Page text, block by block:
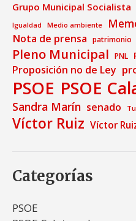
Grupo Municipal Socialista
Igualdad Medio ambiente
Nota de prensa patrimonio
Pleno Municipal PNL
Proposición no de Ley
PSOE PSOE
Sandra Marín senado
Víctor Ruiz Víctor
Categorías
PSOE